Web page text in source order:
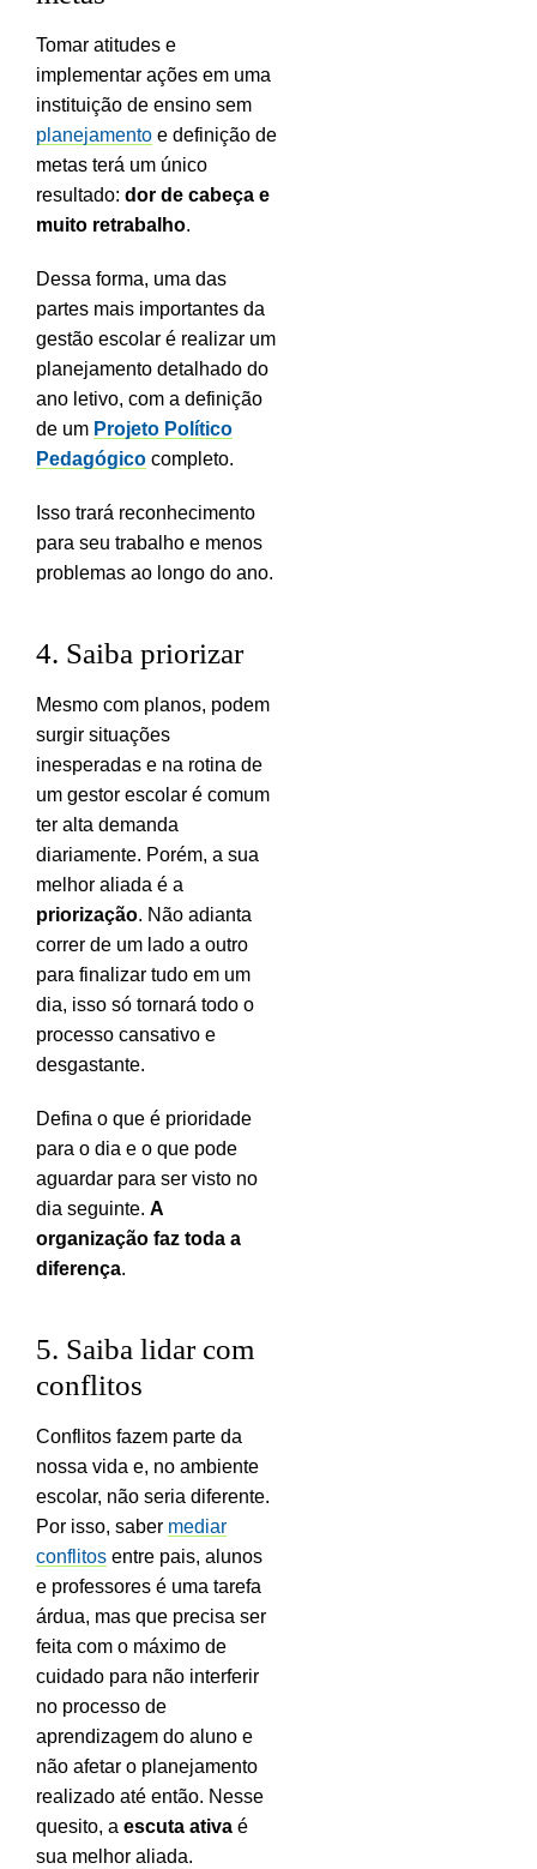
Tomar atitudes e
implementar ações em uma
instituição de ensino sem
planejamento e definição de
metas terá um único
resultado: dor de cabeça e
muito retrabalho.
Dessa forma, uma das
partes mais importantes da
gestão escolar é realizar um
planejamento detalhado do
ano letivo, com a definição
de um Projeto Político
Pedagógico completo.
Isso trará reconhecimento
para seu trabalho e menos
problemas ao longo do ano.
4. Saiba priorizar
Mesmo com planos, podem
surgir situações
inesperadas e na rotina de
um gestor escolar é comum
ter alta demanda
diariamente. Porém, a sua
melhor aliada é a
priorização. Não adianta
correr de um lado a outro
para finalizar tudo em um
dia, isso só tornará todo o
processo cansativo e
desgastante.
Defina o que é prioridade
para o dia e o que pode
aguardar para ser visto no
dia seguinte. A
organização faz toda a
diferença.
5. Saiba lidar com
conflitos
Conflitos fazem parte da
nossa vida e, no ambiente
escolar, não seria diferente.
Por isso, saber mediar
conflitos entre pais, alunos
e professores é uma tarefa
árdua, mas que precisa ser
feita com o máximo de
cuidado para não interferir
no processo de
aprendizagem do aluno e
não afetar o planejamento
realizado até então. Nesse
quesito, a escuta ativa é
sua melhor aliada.